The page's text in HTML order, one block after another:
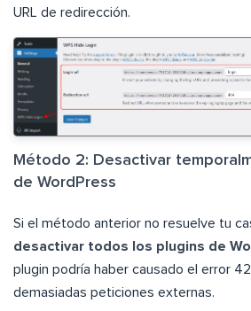
URL de redirección.
Método 2: Desactivar
de WordPress
Si el método anterior no resuelve tu
desactivar todos los plugins de
plugin podría haber causado el error
demasiadas peticiones externas.